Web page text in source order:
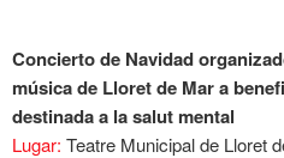
Concierto de Navidad
música de Lloret de Mar a
destinada a la salut mental
Lugar: Teatre Municipal de Lloret